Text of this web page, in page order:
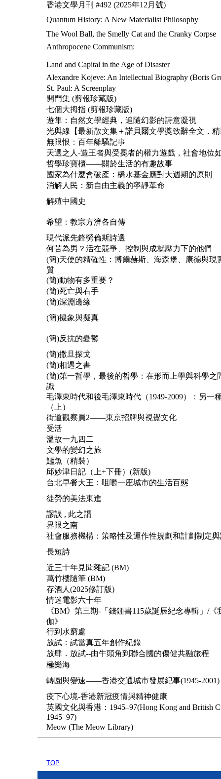
香港文學月刊 #492 (2025年12月號)
Quantum History: A New Materialist Philosophy
The Wool Ball, the Smelly Cat and the Cranky Corpse
Anthropocene Communism:
Land and Capital in the Age of Disaster
Alexandre Kojeve: An Intellectual Biography (Boris
St. Paul: A Screenplay
開門集 (剪報珍藏版)
七個大拇指 (剪報珍藏版)
遊隼：自然文學經典，追隨幻影的詩意凝視
光與線【最新散文集＋諾貝爾文學獎致辭全文，
無限恨：百年離騷記事
天選之人-造王者與受冕者的權力遊戲，社會地位
哲學珍寶櫃——關於生活的有趣故事
國家為什麼會破產：橋水基金應對大週期的原則
消解人民：新自由主義的寧靜革命
解殖中國史
希望：教宗方濟各自傳
現代派先鋒勞倫斯詩選
何苦為男？活在競爭、控制與成就壓力下的他們
(簡)天使的精確性：博爾赫斯、海森堡、康德與現
質
(簡)動物有多重要？
(簡)死亡與右手
(簡)深淵邊緣
(簡)擬象與擬真
(簡)反抗的憂鬱
(簡)撒旦探戈
(簡)相遇之書
(簡)第一哲學，最後的哲學：在形而上學與科學之
識
毛澤東時代和後毛澤東時代（1949-2009）：另一
（上）
街道觀察員2——東京招牌與視覺文化
受活
溫故一九四二
文學的變幻之旅
鱷魚（精裝）
邱妙津日記（上+下冊）(新版)
台北早餐大王：咀嚼一座城市的生活百態
徒勞的美法東進
謬誤 , 此之謂
界限之南
社會服務機構：策略性及運作性規劃和計劃制定
長短詩
近三十年見聞雜記 (BM)
萬竹樓隨筆 (BM)
存酒人(2025修訂版)
情迷電影六十年
《BM》第三期-「錢鍾書115歲誕辰紀念專輯」/《
伽》
行到水窮處
放試：試當真五年創作紀錄
放肆．放試--由牛頭角到聯合國的傷健共融旅程
極樂海
轉圜與變速——香港交通城市發展紀事(1945-2001)
疫下心境-香港新冠疫情與精神健康
英國文化與香港：1945–97(Hong Kong and British
1945–97)
Meow (The Meow Library)
TOP